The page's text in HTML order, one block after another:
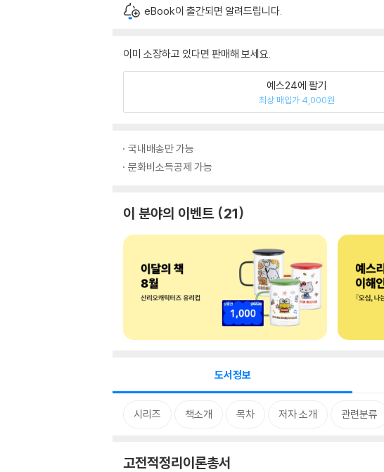
eBook이 출간되면 알려드립니다.
이미 소장하고 있다면 판매해 보세요.
예스24에 팔기
최상 매입가 4,000원
국내배송만 가능
문화비소득공제 가능
이 분야의 이벤트 21
도서정보
시리즈 책소개 목차 저자 소개 관련분류
고전적정리이론총서